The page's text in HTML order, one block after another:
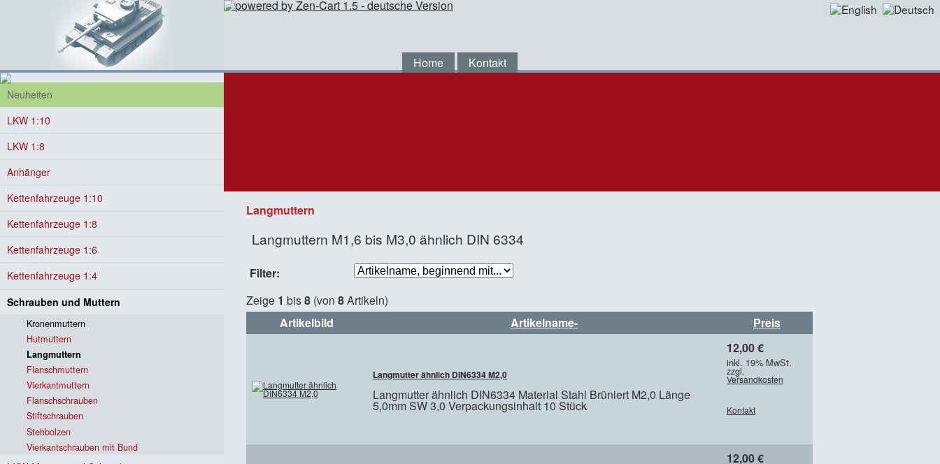
Home Kontakt
Langmuttern
Langmuttern M1,6 bis M3,0 ähnlich DIN 6334
Filter:
Zeige 1 bis8 (von 8Artikeln)
Artikelbild
Artikelname- Preis
Langmutter ähnlich DIN6334 M2,0
Langmutter ähnlich DIN6334 Material Stahl Brüniert M2,0 Länge
5,0mm SW 3,0 Verpackungsinhalt 10 Stück
12,00 €
inkl. 19% MwSt.
zzgl.
Versandkosten
Kontakt
12,00 €
Neuheiten
LKW 1:10
LKW 1:8
Anhänger
Kettenfahrzeuge 1:10
Kettenfahrzeuge 1:8
Kettenfahrzeuge 1:6
Kettenfahrzeuge 1:4
Schrauben und Muttern
Kronenmuttern
Hutmuttern
Langmuttern
Flanschmuttern
Vierkantmuttern
Flanschschrauben
Stiftschrauben
Stehbolzen
Vierkantschrauben mit Bund